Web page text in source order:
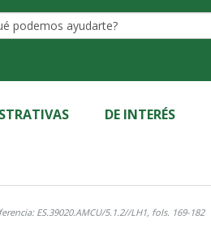
DE INTERÉS
ES.39020.AMCU/5.1.2//LH1, fols. 169-182